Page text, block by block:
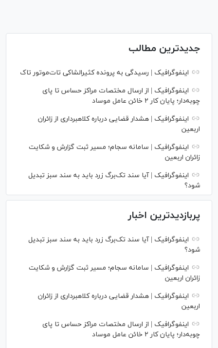
جدیدترین مطالب
اینفوگرافیک | رسیدگی به پرونده کثیرالشاکی تات‌موتور تاک
اینفوگرافیک | از ارسال مختصات مراکز حساس تا پای
چوبه‌دار؛ پایان کار ۲ خائن عامل موساد
اینفوگرافیک | هشدار قضایی درباره کلاهبرداری از زائران
اربعین
اینفوگرافیک | سامانه سجام؛ مسیر ثبت گزارش و شکایت
زائران اربعین
اینفوگرافیک | آیا سند تک‌برگ زرد باید به سند سبز تبدیل
شود؟
پربازدیدترین اخبار
اینفوگرافیک | آیا سند تک‌برگ زرد باید به سند سبز تبدیل
شود؟
اینفوگرافیک | سامانه سجام؛ مسیر ثبت گزارش و شکایت
زائران اربعین
اینفوگرافیک | هشدار قضایی درباره کلاهبرداری از زائران
اربعین
اینفوگرافیک | از ارسال مختصات مراکز حساس تا پای
چوبه‌دار؛ پایان کار ۲ خائن عامل موساد